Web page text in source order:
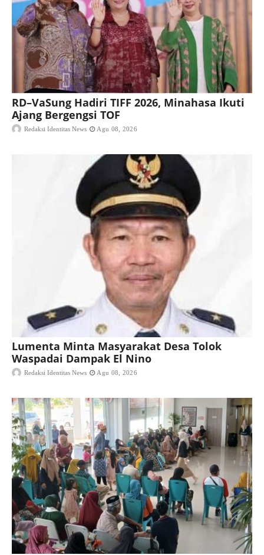
RD–VaSung Hadiri TIFF 2026, Minahasa Ikuti
Ajang Bergengsi TOF
Redaksi Identitas News Agu 08, 2026
Lumenta Minta Masyarakat Desa Tolok
Waspadai Dampak El Nino
Redaksi Identitas News Agu 08, 2026